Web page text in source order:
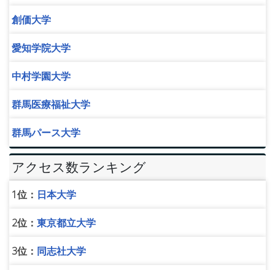
創価大学
愛知学院大学
中村学園大学
群馬医療福祉大学
群馬パース大学
アクセス数ランキング
1位： 日本大学
2位： 東京都立大学
3位： 同志社大学